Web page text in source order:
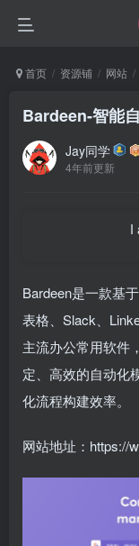
首页 资源铺 网站
Bardeen-智能
Jay同学
4年前更新
I
Bardeen是一款基
表格、Slack、
主流办公常用软件
定、高效的自动化
化流程构建效率。
网站地址： https://